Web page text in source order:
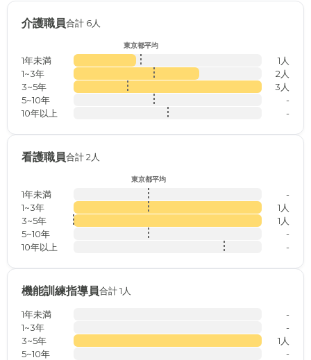
介護職員合計 6人
東京都平均
1年未満
1人
1~3年
2人
3~5年
3人
5~10年
-
10年以上
-
看護職員合計 2人
東京都平均
1年未満
-
1~3年
1人
3~5年
1人
5~10年
-
10年以上
-
機能訓練指導員合計 1人
1年未満
-
1~3年
-
3~5年
1人
5~10年
-